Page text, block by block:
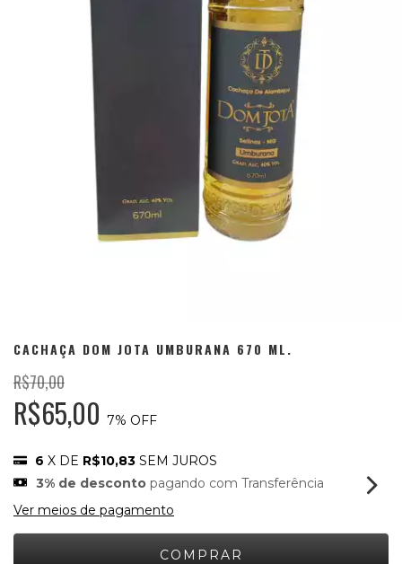
CACHAÇA DOM JOTA UMBURANA 670 ML.
R$70,00
R$65,00 7% OFF
6 X DE R$10,83 SEM JUROS
3% de desconto pagando com Transferência
Ver meios de pagamento